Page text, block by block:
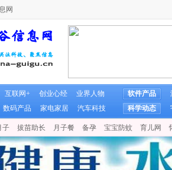
网
互联网+ 创业心经
业界人物
数码产品 家电家居 汽车科技
软件产品
科学动态
子 拔苗助长 月子餐 备孕 宝宝防蚊 育儿网